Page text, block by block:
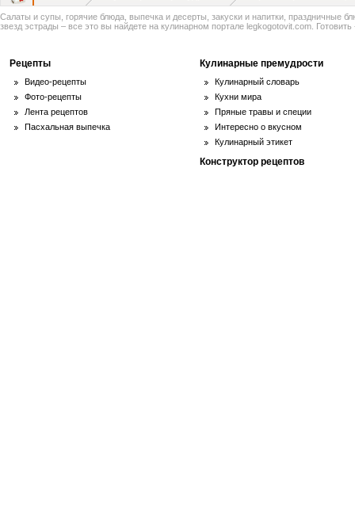
Салаты и супы, горячие блюда, выпечка и десерты, закуски и напитки, праздничные
звезд эстрады – все это вы найдете на кулинарном портале legkogotovit.com. Готовить
Рецепты
Видео-рецепты
Фото-рецепты
Лента рецептов
Пасхальная выпечка
Кулинарные премудрости
Кулинарный словарь
Кухни мира
Пряные травы и специи
Интересно о вкусном
Кулинарный этикет
Конструктор рецептов